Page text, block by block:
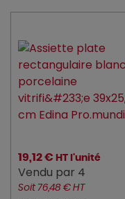
19,12 € HT l'unité
Vendu par 4
Soit 76,48 € HT